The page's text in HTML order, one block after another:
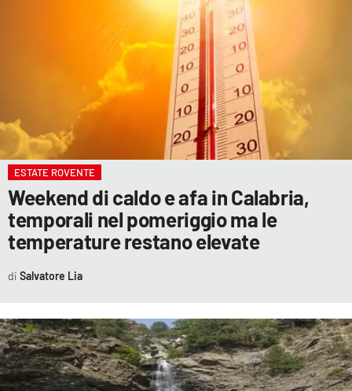
COSENZACHANNEL.IT
ILVIBONESE.IT
CATANZAROCHANNEL.IT
LACAPITALENEWS.IT
App
ANDROID
ESTATE ROVENTE
Weekend di caldo e afa in Calabria,
temporali nel pomeriggio ma le
temperature restano elevate
Salvatore Lia